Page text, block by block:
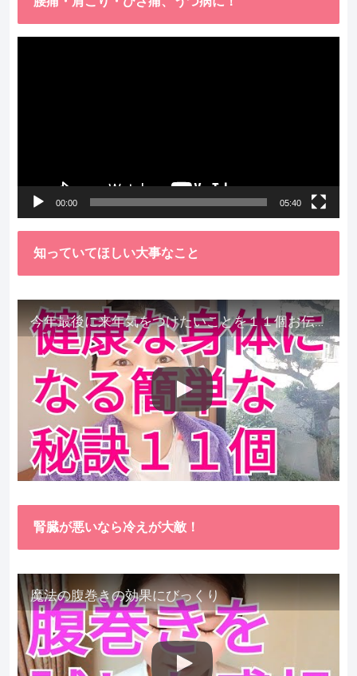
00:00 05:40
知っていてほしい大事なこと
今年最後に来年気をつけたいことを１１個お伝えします。
腎臓が悪いなら冷えが大敵！
魔法の腹巻きの効果にびっくり